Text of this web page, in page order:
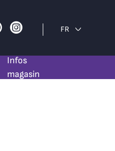
Infos
magasin
Facebook
Instagram
FR